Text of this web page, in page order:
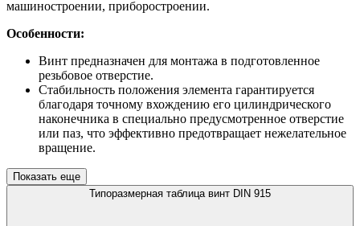
машиностроении, приборостроении.
Особенности:
Винт предназначен для монтажа в подготовленное
резьбовое отверстие.
Стабильность положения элемента гарантируется
благодаря точному вхождению его цилиндрического
наконечника в специально предусмотренное отверстие
или паз, что эффективно предотвращает нежелательное
вращение.
Показать еще
Типоразмерная таблица винт DIN 915